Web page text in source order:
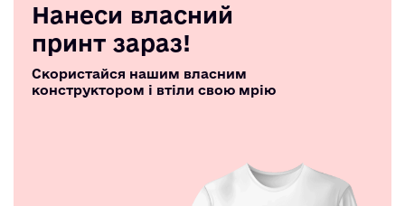
Нанеси власний
принт зараз!
Скористайся нашим власним
конструктором і втіли свою мрію